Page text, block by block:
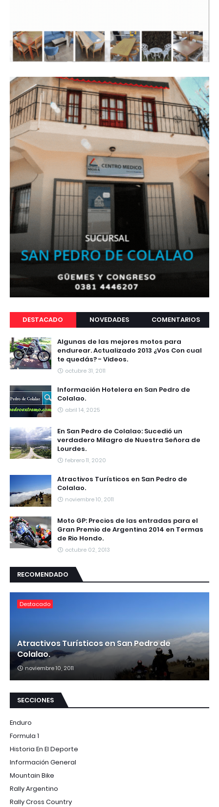
DESTACADO NOVEDADES COMENTARIOS
Algunas de las mejores motos para
endurear. Actualizado 2013 ¿Vos Con cual
te quedás? - Videos.
octubre 31, 2011
Información Hotelera en San Pedro de
Colalao.
abril 14, 2025
En San Pedro de Colalao: Sucedió un
verdadero Milagro de Nuestra Señora de
Lourdes.
febrero 11, 2020
Atractivos Turísticos en San Pedro de
Colalao.
noviembre 10, 2011
Moto GP: Precios de las entradas para el
Gran Premio de Argentina 2014 en Termas
de Rio Hondo.
octubre 02, 2013
RECOMENDADO
Destacado
Atractivos Turísticos en San Pedro de
Colalao.
noviembre 10, 2011
SECCIONES
Enduro
Formula 1
Historia En El Deporte
Información General
Mountain Bike
Rally Argentino
Rally Cross Country